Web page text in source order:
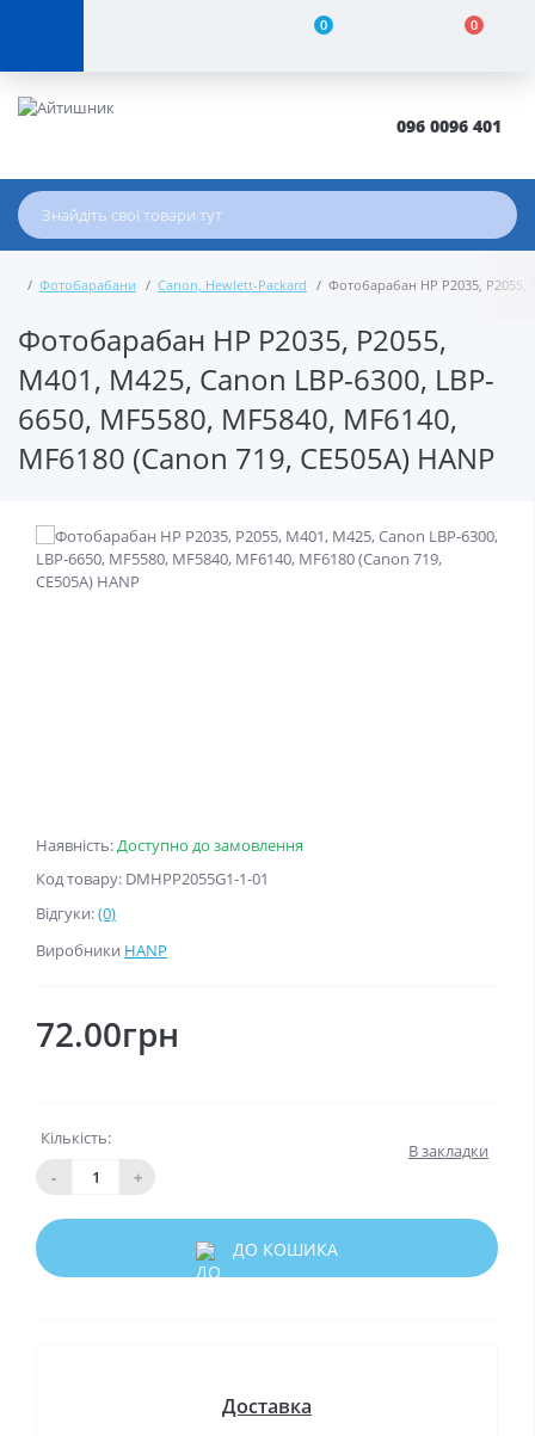
0 0
096 0096 401
Фотобарабани Canon, Hewlett-Packard Фотобарабан HP P2035, P2055,
Фотобарабан HP P2035, P2055,
M401, M425, Canon LBP-6300, LBP-
6650, MF5580, MF5840, MF6140,
MF6180 (Canon 719, CE505A) HANP
Наявність:Доступно до замовлення
Код товару: DMHPP2055G1-1-01
Відгуки:(0)
Виробники HANP
72.00грн
Кількість:
-
+
В закладки
ДО КОШИКА
Доставка